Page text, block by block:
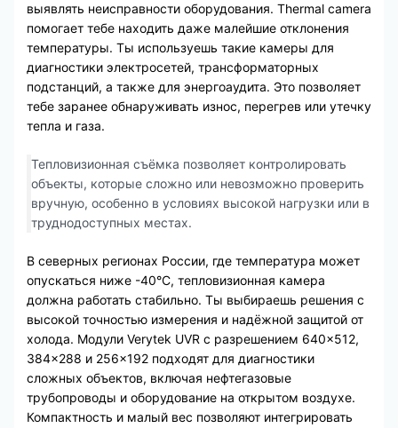
выявлять неисправности оборудования. Thermal camera
помогает тебе находить даже малейшие отклонения
температуры. Ты используешь такие камеры для
диагностики электросетей, трансформаторных
подстанций, а также для энергоаудита. Это позволяет
тебе заранее обнаруживать износ, перегрев или утечку
тепла и газа.
Тепловизионная съёмка позволяет контролировать
объекты, которые сложно или невозможно проверить
вручную, особенно в условиях высокой нагрузки или в
труднодоступных местах.
В северных регионах России, где температура может
опускаться ниже -40°C, тепловизионная камера
должна работать стабильно. Ты выбираешь решения с
высокой точностью измерения и надёжной защитой от
холода. Модули Verytek UVR с разрешением 640×512,
384×288 и 256×192 подходят для диагностики
сложных объектов, включая нефтегазовые
трубопроводы и оборудование на открытом воздухе.
Компактность и малый вес позволяют интегрировать